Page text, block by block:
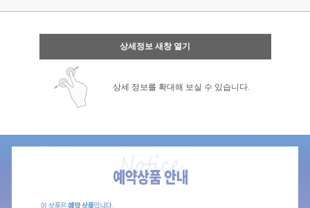
상세정보 새창 열기
상세 정보를 확대해 보실 수 있습니다.